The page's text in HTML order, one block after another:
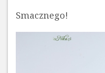
Smacznego!